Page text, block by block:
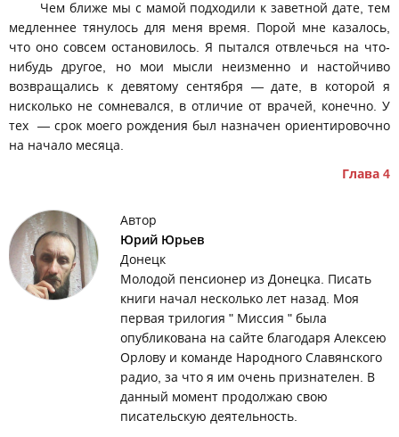
Чем ближе мы с мамой подходили к заветной дате, тем
медленнее тянулось для меня время. Порой мне казалось,
что оно совсем остановилось. Я пытался отвлечься на что-
нибудь другое, но мои мысли неизменно и настойчиво
возвращались к девятому сентября — дате, в которой я
нисколько не сомневался, в отличие от врачей, конечно. У
тех — срок моего рождения был назначен ориентировочно
на начало месяца.
Глава 4
Автор
Юрий Юрьев
Донецк
Молодой пенсионер из Донецка. Писать
книги начал несколько лет назад. Моя
первая трилогия " Миссия " была
опубликована на сайте благодаря Алексею
Орлову и команде Народного Славянского
радио, за что я им очень признателен. В
данный момент продолжаю свою
писательскую деятельность.